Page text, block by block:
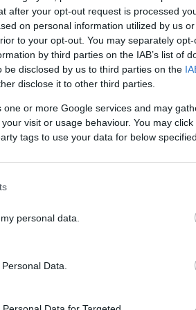
after your opt-out request is processed
on personal information utilized by us
to your opt-out. You may separately
by third parties on the IAB’s list of
disclosed by us to third parties on the
disclose it to other third parties.
or more Google services and may
visit or usage behaviour. You may
tags to use your data for below
personal data.
Data.
σκόνη,
– Πού θα
11
σήμερα -